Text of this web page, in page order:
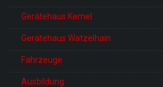
Gerätehaus Kemel
Gerätehaus Watzelhain
Fahrzeuge
Ausbildung